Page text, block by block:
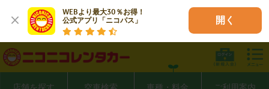
WEBより最大30％お得！
公式アプリ「ニコパス」
開く